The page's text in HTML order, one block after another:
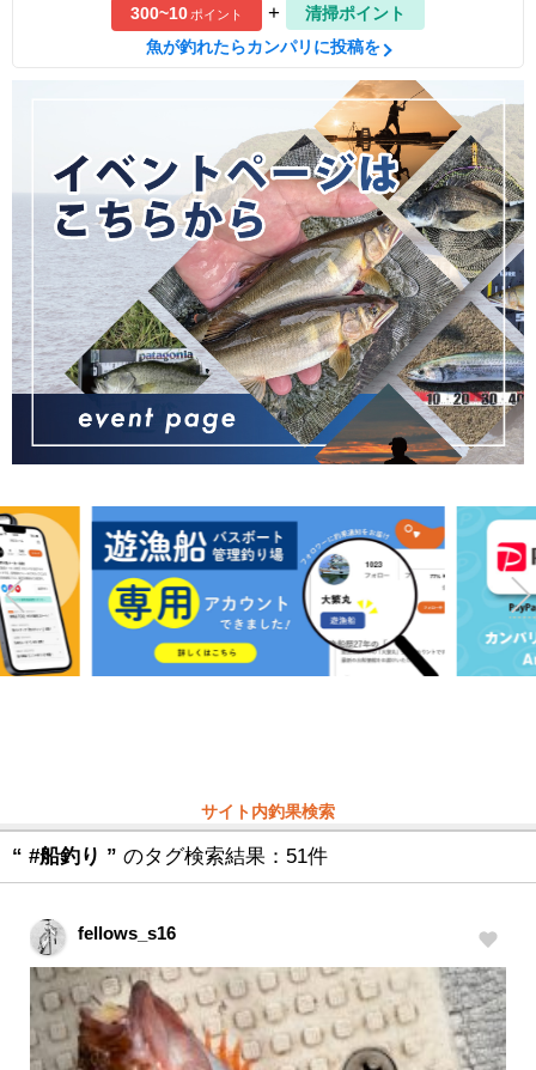
300~10ポイント +
清掃ポイント
魚が釣れたらカンパリに投稿を
サイト内釣果検索
“ #船釣り ” のタグ検索結果：51件
fellows_s16